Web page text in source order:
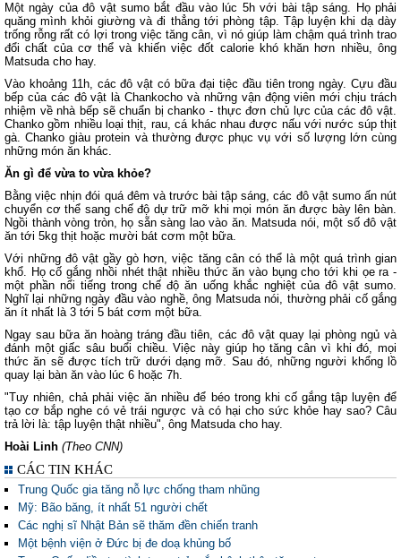
Một ngày của đô vật sumo bắt đầu vào lúc 5h với bài tập sáng. Họ phải
quăng mình khỏi giường và đi thẳng tới phòng tập. Tập luyện khi dạ dày
trống rỗng rất có lợi trong việc tăng cân, vì nó giúp làm chậm quá trình trao
đổi chất của cơ thể và khiến việc đốt calorie khó khăn hơn nhiều, ông
Matsuda cho hay.
Vào khoảng 11h, các đô vật có bữa đại tiệc đầu tiên trong ngày. Cựu đầu
bếp của các đô vật là Chankocho và những vận động viên mới chịu trách
nhiệm về nhà bếp sẽ chuẩn bị chanko - thực đơn chủ lực của các đô vật.
Chanko gồm nhiều loại thịt, rau, cá khác nhau được nấu với nước súp thịt
gà. Chanko giàu protein và thường được phục vụ với số lượng lớn cùng
những món ăn khác.
Ăn gì để vừa to vừa khỏe?
Bằng việc nhịn đói quá đêm và trước bài tập sáng, các đô vật sumo ấn nút
chuyển cơ thể sang chế độ dự trữ mỡ khi mọi món ăn được bày lên bàn.
Ngồi thành vòng tròn, họ sẵn sàng lao vào ăn. Matsuda nói, một số đô vật
ăn tới 5kg thịt hoặc mười bát cơm một bữa.
Với những đô vật gầy gò hơn, việc tăng cân có thể là một quá trình gian
khổ. Họ cố gắng nhồi nhét thật nhiều thức ăn vào bụng cho tới khi ọe ra -
một phần nổi tiếng trong chế độ ăn uống khắc nghiệt của đô vật sumo.
Nghĩ lại những ngày đầu vào nghề, ông Matsuda nói, thường phải cố gắng
ăn ít nhất là 3 tới 5 bát cơm một bữa.
Ngay sau bữa ăn hoàng tráng đầu tiên, các đô vật quay lại phòng ngủ và
đánh một giấc sâu buổi chiều. Việc này giúp họ tăng cân vì khi đó, mọi
thức ăn sẽ được tích trữ dưới dạng mỡ. Sau đó, những người khổng lồ
quay lại bàn ăn vào lúc 6 hoặc 7h.
"Tuy nhiên, chả phải việc ăn nhiều để béo trong khi cố gắng tập luyện để
tạo cơ bắp nghe có vẻ trái ngược và có hại cho sức khỏe hay sao? Câu
trả lời là: tập luyện thật nhiều", ông Matsuda cho hay.
Hoài Linh (Theo CNN)
CÁC TIN KHÁC
Trung Quốc gia tăng nỗ lực chống tham nhũng
Mỹ: Bão băng, ít nhất 51 người chết
Các nghị sĩ Nhật Bản sẽ thăm đền chiến tranh
Một bệnh viện ở Đức bị đe doạ khủng bố